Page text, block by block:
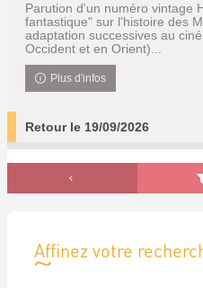
Parution d'un numéro vintage
fantastique" sur l'histoire des
adaptation successives au
Occident et en Orient)...
Plus d'infos
Retour le 19/09/2026
Affinez votre